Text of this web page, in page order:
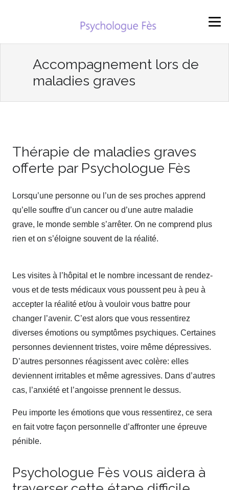
Accompagnement lors de
maladies graves
Thérapie de maladies graves
offerte par Psychologue Fès
Lorsqu’une personne ou l’un de ses proches apprend
qu’elle souffre d’un cancer ou d’une autre maladie
grave, le monde semble s’arrêter. On ne comprend plus
rien et on s’éloigne souvent de la réalité.
Les visites à l’hôpital et le nombre incessant de rendez-
vous et de tests médicaux vous poussent peu à peu à
accepter la réalité et/ou à vouloir vous battre pour
changer l’avenir. C’est alors que vous ressentirez
diverses émotions ou symptômes psychiques. Certaines
personnes deviennent tristes, voire même dépressives.
D’autres personnes réagissent avec colère: elles
deviennent irritables et même agressives. Dans d’autres
cas, l’anxiété et l’angoisse prennent le dessus.
Peu importe les émotions que vous ressentirez, ce sera
en fait votre façon personnelle d’affronter une épreuve
pénible.
Psychologue Fès vous aidera à